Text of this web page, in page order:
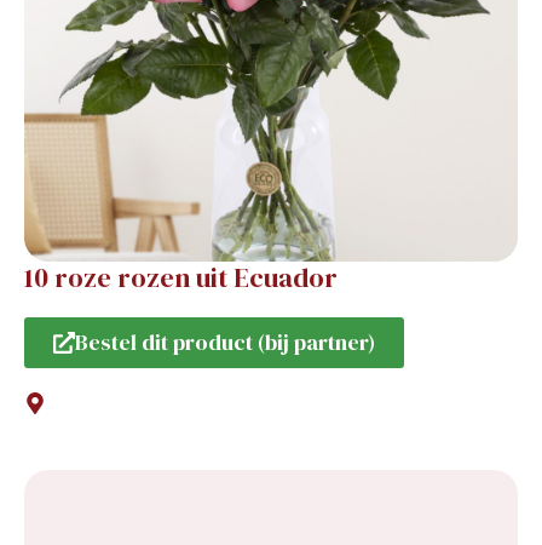
10 roze rozen uit Ecuador
Bestel dit product (bij partner)